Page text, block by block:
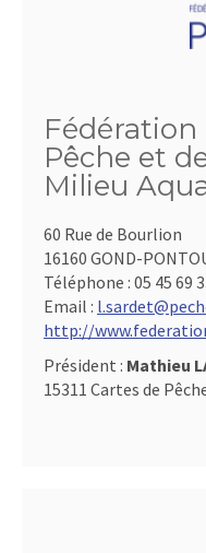
Pêche et
Milieu
60 Rue de Bourlion
16160 GOND-
Téléphone : 05 45 69
Email :
http://
Président : Mathieu
15311 Cartes de